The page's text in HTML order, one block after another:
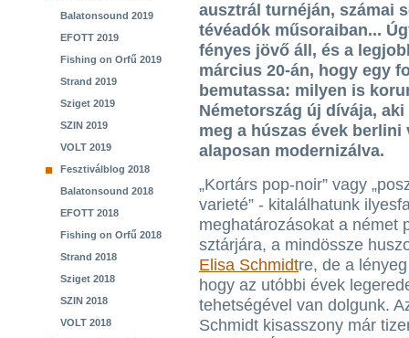
Balatonsound 2019
EFOTT 2019
Fishing on Orfű 2019
Strand 2019
Sziget 2019
SZIN 2019
VOLT 2019
Fesztiválblog 2018
Balatonsound 2018
EFOTT 2018
Fishing on Orfű 2018
Strand 2018
Sziget 2018
SZIN 2018
VOLT 2018
ausztrál turnéján, számai
tévéadók műsoraiban...
fényes jövő áll, és a
március 20-án, hogy egy
bemutassa: milyen is
Németország új dívája,
meg a húszas évek
alaposan modernizálva.
„Kortárs pop-noir” vagy
varieté” - kitalálhatunk
meghatározásokat a német
sztárjára, a mindössze
Elisa Schmidtre, de a
hogy az utóbbi évek
tehetségével van dolgunk.
Schmidt kisasszony már